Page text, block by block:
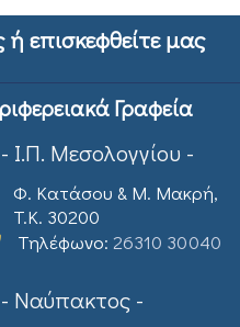
επισκεφθείτε μας
Γραφεία
- Ι.Π. Μεσολογγίου -
Φ. Κατάσου & Μ. Μακρή,
T.K. 30200
Τηλέφωνο: 26310 30040
- Ναύπακτος -